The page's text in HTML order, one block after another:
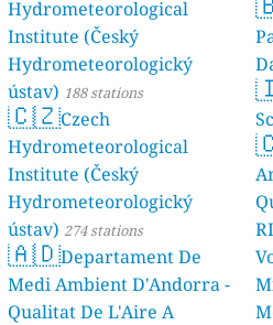
Hydrometeorological
Institute (Český
Hydrometeorologický
ústav) 188 stations
🇨🇿Czech
Hydrometeorological
Institute (Český
Hydrometeorologický
ústav) 274 stations
🇦🇩Departament De
Medi Ambient D'Andorra -
Qualitat De L'Aire A